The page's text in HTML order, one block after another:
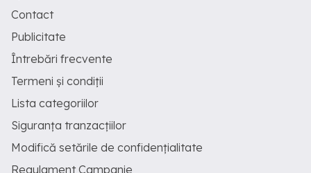
Contact
Publicitate
Întrebări frecvente
Termeni și condiții
Lista categoriilor
Siguranța tranzacțiilor
Modifică setările de confidențialitate
Regulament Campanie